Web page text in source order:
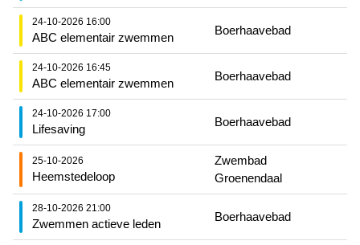
24-10-2026 16:00
ABC elementair zwemmen
Boerhaavebad
24-10-2026 16:45
ABC elementair zwemmen
Boerhaavebad
24-10-2026 17:00
Lifesaving
Boerhaavebad
25-10-2026
Heemstedeloop
Zwembad
Groenendaal
28-10-2026 21:00
Zwemmen actieve leden
Boerhaavebad